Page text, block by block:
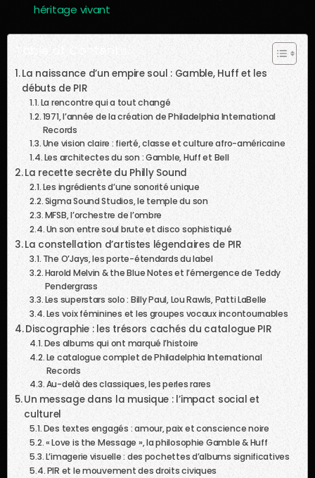
héritage vivant
La naissance d’un empire soul : Gamble, Huff et les
débuts de PIR
La rencontre qui a tout changé
1971, l’année de la création de Philadelphia International
Records
Une vision claire : fierté, classe et culture afro-américaine
Les architectes du son : Gamble, Huff et Bell
La recette secrète du Philly Sound
Les ingrédients d’une sonorité unique
Sigma Sound Studios, le temple du son
MFSB, l’orchestre de l’ombre
Un son entre soul brute et disco sophistiqué
La constellation d’artistes légendaires de PIR
The O’Jays, les porte-étendards du label
Harold Melvin & the Blue Notes et l’émergence de Teddy
Pendergrass
Les superstars solo : Billy Paul, Lou Rawls, Patti LaBelle
Les voix féminines et les groupes vocaux incontournables
Discographie : les trésors cachés du catalogue PIR
Des albums qui ont marqué l’histoire
Le catalogue complet de Philadelphia International
Records
Au-delà des classiques, les perles rares
Un message dans la musique : l’impact social et
culturel
Des textes engagés : amour, paix et conscience noire
« Love is the Message », la philosophie Gamble & Huff
L’imagerie visuelle : des pochettes d’albums significatives
PIR et le mouvement des droits civiques